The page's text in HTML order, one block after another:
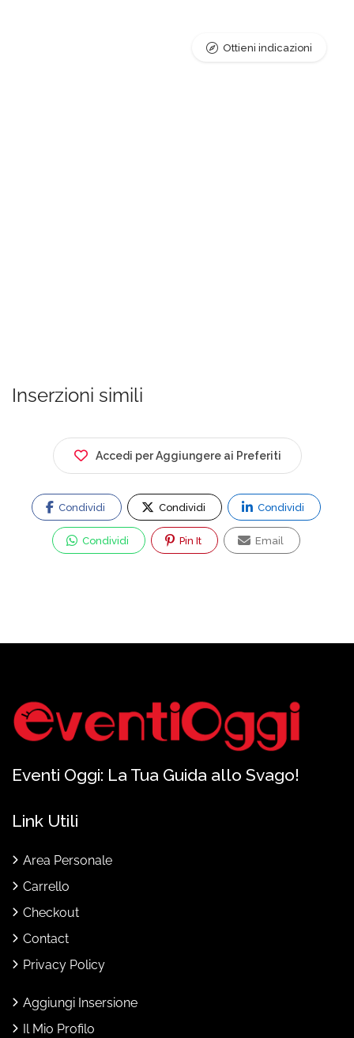
Ottieni indicazioni
Inserzioni simili
Accedi per Aggiungere ai Preferiti
Condividi Condividi Condividi
Condividi Pin It Email
Eventi Oggi: La Tua Guida allo Svago!
Link Utili
Area Personale
Carrello
Checkout
Contact
Privacy Policy
Aggiungi Insersione
Il Mio Profilo